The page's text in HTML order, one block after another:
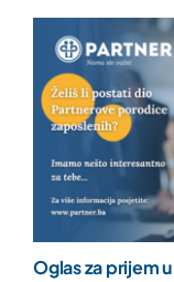
Oglas za prijem